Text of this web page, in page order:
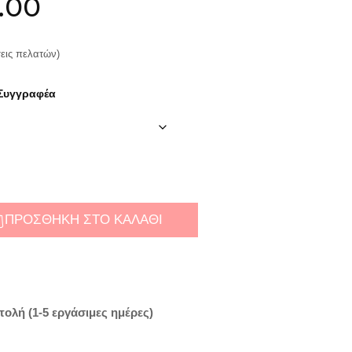
πελατών)
ΠΡΟΣΘΉΚΗ ΣΤΟ ΚΑΛΆΘΙ
(1-5 εργάσιμες ημέρες)